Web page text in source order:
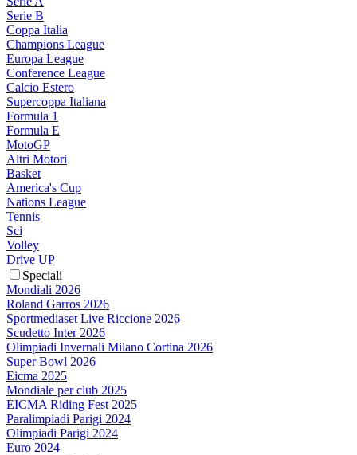
Serie B
Coppa Italia
Champions League
Europa League
Conference League
Calcio Estero
Supercoppa Italiana
Formula 1
Formula E
MotoGP
Altri Motori
Basket
America's Cup
Nations League
Tennis
Sci
Volley
Drive UP
Speciali
Mondiali 2026
Roland Garros 2026
Sportmediaset Live Riccione 2026
Scudetto Inter 2026
Olimpiadi Invernali Milano Cortina 2026
Super Bowl 2026
Eicma 2025
Mondiale per club 2025
EICMA Riding Fest 2025
Paralimpiadi Parigi 2024
Olimpiadi Parigi 2024
Euro 2024